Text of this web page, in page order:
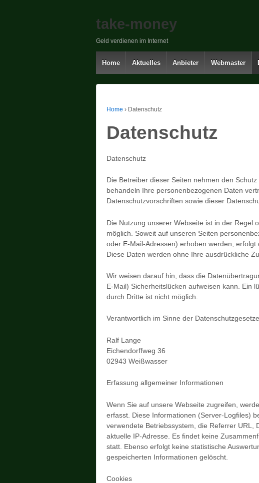
take-money
Geld verdienen im Internet
Home Aktuelles Anbieter Webmaster
Home › Datenschutz
Datenschutz
Datenschutz
Die Betreiber dieser Seiten nehmen den
behandeln Ihre personenbezogenen Daten
Datenschutzvorschriften sowie dieser
Die Nutzung unserer Webseite ist in der Regel
möglich. Soweit auf unseren Seiten
oder E-Mail-Adressen) erhoben werden, erfolgt
Diese Daten werden ohne Ihre ausdrückliche
Wir weisen darauf hin, dass die
E-Mail) Sicherheitslücken aufweisen kann. Ein
durch Dritte ist nicht möglich.
Verantwortlich im Sinne der
Ralf Lange
Eichendorffweg 36
02943 Weißwasser
Erfassung allgemeiner Informationen
Wenn Sie auf unsere Webseite zugreifen,
erfasst. Diese Informationen (Server-Logfiles)
verwendete Betriebssystem, die Referrer URL,
aktuelle IP-Adresse. Es findet keine
statt. Ebenso erfolgt keine statistische
gespeicherten Informationen gelöscht.
Cookies